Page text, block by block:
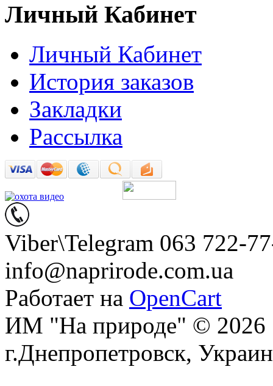
Личный Кабинет
Личный Кабинет
История заказов
Закладки
Рассылка
Viber\Telegram 063 722-
info@naprirode.com.ua
Работает на OpenCart
ИМ "На природе" © 2026
г.Днепропетровск,